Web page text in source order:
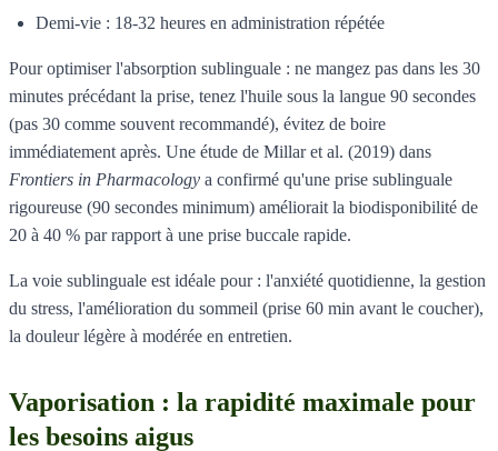
Demi-vie : 18-32 heures en administration répétée
Pour optimiser l'absorption sublinguale : ne mangez pas dans les 30
minutes précédant la prise, tenez l'huile sous la langue 90 secondes
(pas 30 comme souvent recommandé), évitez de boire
immédiatement après. Une étude de Millar et al. (2019) dans
Frontiers in Pharmacology a confirmé qu'une prise sublinguale
rigoureuse (90 secondes minimum) améliorait la biodisponibilité de
20 à 40 % par rapport à une prise buccale rapide.
La voie sublinguale est idéale pour : l'anxiété quotidienne, la gestion
du stress, l'amélioration du sommeil (prise 60 min avant le coucher),
la douleur légère à modérée en entretien.
Vaporisation : la rapidité maximale pour
les besoins aigus